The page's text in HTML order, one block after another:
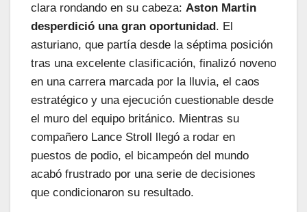
clara rondando en su cabeza: Aston Martin
desperdició una gran oportunidad. El
asturiano, que partía desde la séptima posición
tras una excelente clasificación, finalizó noveno
en una carrera marcada por la lluvia, el caos
estratégico y una ejecución cuestionable desde
el muro del equipo británico. Mientras su
compañero Lance Stroll llegó a rodar en
puestos de podio, el bicampeón del mundo
acabó frustrado por una serie de decisiones
que condicionaron su resultado.